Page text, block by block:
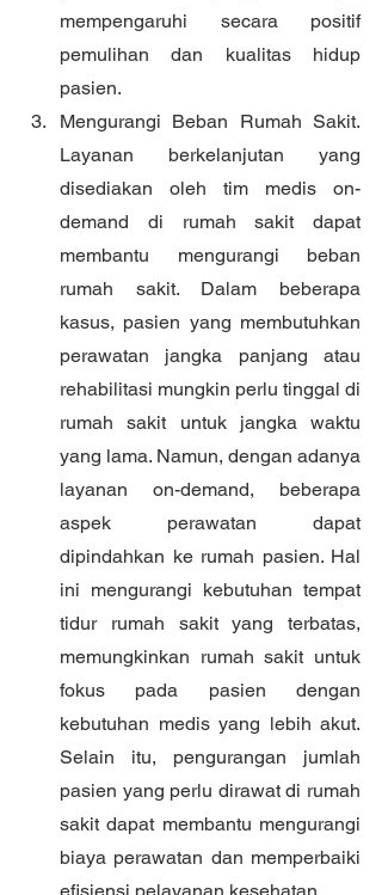
mempengaruhi secara positif
pemulihan dan kualitas hidup
pasien.
Mengurangi Beban Rumah Sakit.
Layanan berkelanjutan yang
disediakan oleh tim medis on-
demand di rumah sakit dapat
membantu mengurangi beban
rumah sakit. Dalam beberapa
kasus, pasien yang membutuhkan
perawatan jangka panjang atau
rehabilitasi mungkin perlu tinggal di
rumah sakit untuk jangka waktu
yang lama. Namun, dengan adanya
layanan on-demand, beberapa
aspek perawatan dapat
dipindahkan ke rumah pasien. Hal
ini mengurangi kebutuhan tempat
tidur rumah sakit yang terbatas,
memungkinkan rumah sakit untuk
fokus pada pasien dengan
kebutuhan medis yang lebih akut.
Selain itu, pengurangan jumlah
pasien yang perlu dirawat di rumah
sakit dapat membantu mengurangi
biaya perawatan dan memperbaiki
efisiensi pelayanan kesehatan.